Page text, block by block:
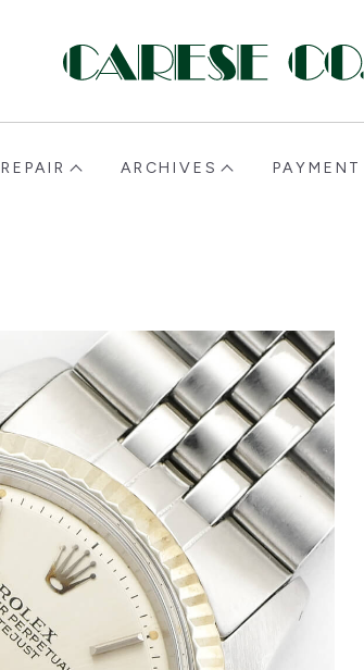
REPAIR ARCHIVES PAYMENT